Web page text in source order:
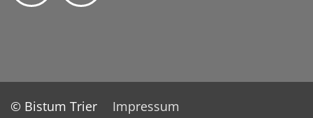
© Bistum Trier
Impressum